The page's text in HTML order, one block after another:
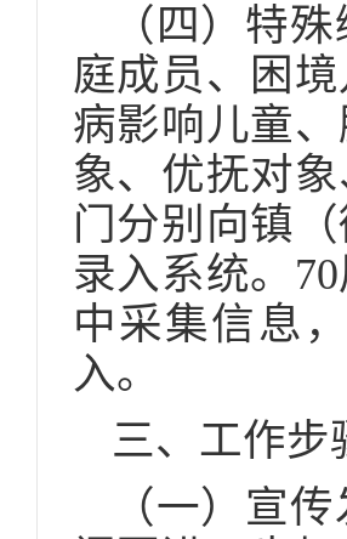
（四）特
庭成员、困
病影响儿童
象、优抚对
门分别向镇
录入系统。
中采集信息
入。
三、工作步
（一）宣